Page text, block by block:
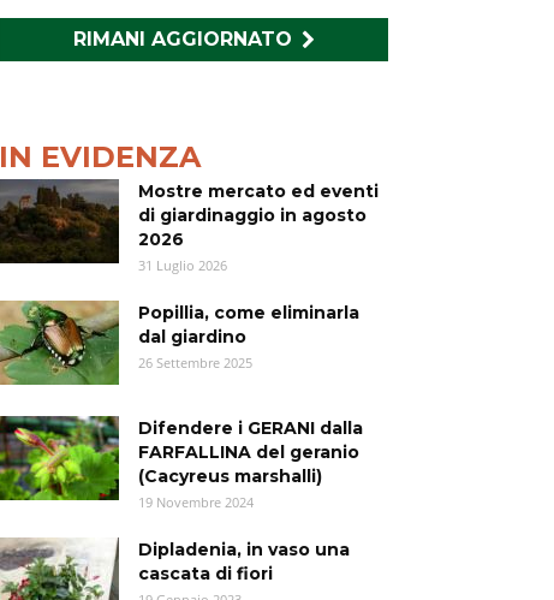
RIMANI AGGIORNATO
IN EVIDENZA
Mostre mercato ed eventi
di giardinaggio in agosto
2026
31 Luglio 2026
Popillia, come eliminarla
dal giardino
26 Settembre 2025
Difendere i GERANI dalla
FARFALLINA del geranio
(Cacyreus marshalli)
19 Novembre 2024
Dipladenia, in vaso una
cascata di fiori